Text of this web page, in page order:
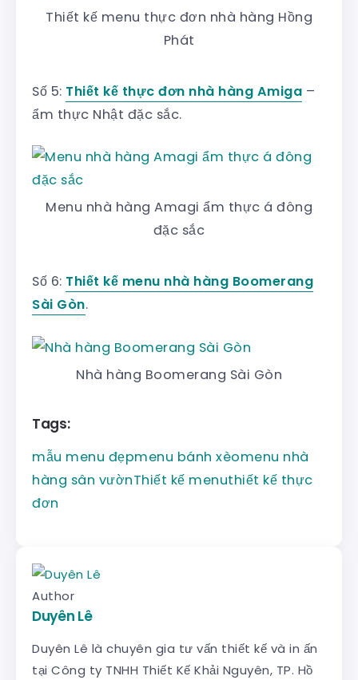
Thiết kế menu thực đơn nhà hàng Hồng
Phát
Số 5: Thiết kế thực đơn nhà hàng Amiga –
ẩm thực Nhật đặc sắc.
Menu nhà hàng Amagi ẩm thực á đông
đặc sắc
Số 6: Thiết kế menu nhà hàng Boomerang
Sài Gòn.
Nhà hàng Boomerang Sài Gòn
Tags:
mẫu menu đẹpmenu bánh xèomenu nhà
hàng sân vườnThiết kế menuthiết kế thực
đơn
Author
Duyên Lê
Duyên Lê là chuyên gia tư vấn thiết kế và in ấn
tại Công ty TNHH Thiết Kế Khải Nguyên, TP. Hồ